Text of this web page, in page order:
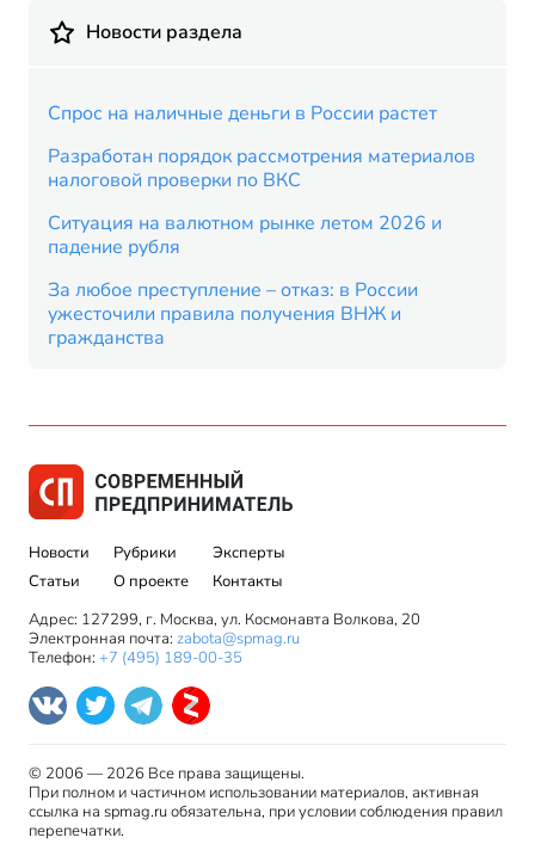
Новости раздела
Спрос на наличные деньги в России растет
Разработан порядок рассмотрения материалов
налоговой проверки по ВКС
Ситуация на валютном рынке летом 2026 и
падение рубля
За любое преступление – отказ: в России
ужесточили правила получения ВНЖ и
гражданства
Новости
Статьи
Рубрики
О проекте
Эксперты
Контакты
Адрес: 127299, г. Москва, ул. Космонавта Волкова, 20
Электронная почта: zabota@spmag.ru
Телефон: +7 (495) 189-00-35
© 2006 — 2026 Все права защищены.
При полном и частичном использовании материалов, активная
ссылка на spmag.ru обязательна, при условии соблюдения правил
перепечатки.